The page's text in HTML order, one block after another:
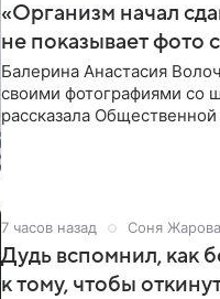
«Организм начал
не показывает фото
Балерина Анастасия
своими фотографиями со
рассказала
7 часов назад Соня Жарова
Дудь вспомнил, как
к тому, чтобы